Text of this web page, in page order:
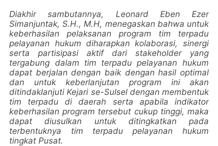
Diakhir sambutannya, Leonard Eben Ezer
Simanjuntak, S.H., M.H, menegaskan bahwa untuk
keberhasilan pelaksanan program tim terpadu
pelayanan hukum diharapkan kolaborasi, sinergi
serta partisipasi aktif dari stakeholder yang
tergabung dalam tim terpadu pelayanan hukum
dapat berjalan dengan baik dengan hasil optimal
dan untuk keberlanjutan program ini akan
ditindaklanjuti Kejari se-Sulsel dengan membentuk
tim terpadu di daerah serta apabila indikator
keberhasilan program tersebut cukup tinggi, maka
dapat diusulkan untuk ditingkatkan pada
terbentuknya tim terpadu pelayanan hukum
tingkat Pusat.